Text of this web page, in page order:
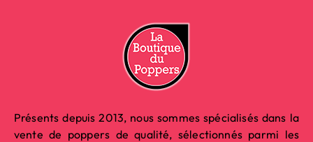
Présents depuis 2013, nous sommes spécialisés dans la
vente de poppers de qualité, sélectionnés parmi les